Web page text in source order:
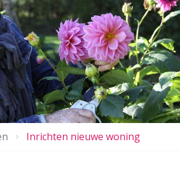
Inrichten nieuwe woning